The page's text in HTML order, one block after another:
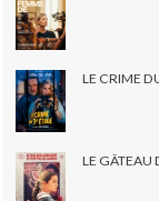
LE CRIME
LE GÂTEAU